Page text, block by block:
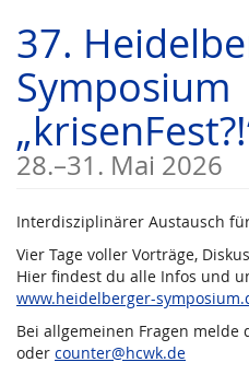
Haupt-
Inhalt
springen
37.
Symposium
28.–bis
31. Mai 2026
Interdisziplinärer Austausch
Vier Tage voller Vorträge,
Hier findest du alle Infos und
www.heidelberger-
Bei allgemeinen Fragen melde
oder counter@hcwk.de